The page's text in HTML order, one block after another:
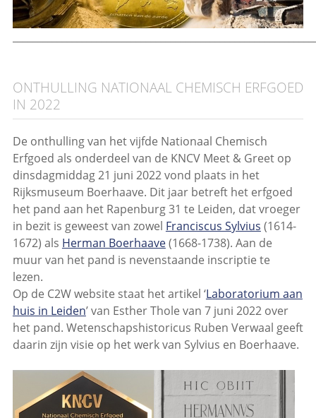
ONTHULLING NATIONAAL CHEMISCH ERFGOED
IN 2022
De onthulling van het vijfde Nationaal Chemisch
Erfgoed als onderdeel van de KNCV Meet & Greet op
dinsdagmiddag 21 juni 2022 vond plaats in het
Rijksmuseum Boerhaave. Dit jaar betreft het erfgoed
het pand aan het Rapenburg 31 te Leiden, dat vroeger
in bezit is geweest van zowel Franciscus Sylvius (1614-
1672) als Herman Boerhaave(1668-1738). Aan de
muur van het pand is nevenstaande inscriptie te
lezen.
Op de C2W website staat het artikel ‘Laboratorium aan
huis in Leiden’ van Esther Thole van 7 juni 2022 over
het pand. Wetenschapshistoricus Ruben Verwaal geeft
daarin zijn visie op het werk van Sylvius en Boerhaave.